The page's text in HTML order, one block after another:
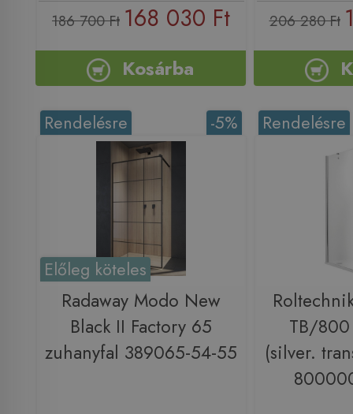
186 700 Ft 168 030 Ft
Kosárba
206 280 Ft
-5%
Rendelésre
Előleg köteles
Radaway Modo New
Black II Factory 65
zuhanyfal 389065-54-55
Rendelésre
TB/
(silver.